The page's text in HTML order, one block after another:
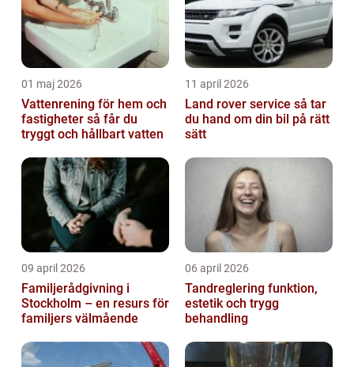
01 maj 2026
Vattenrening för hem och
fastigheter så får du
tryggt och hållbart vatten
11 april 2026
Land rover service så tar
du hand om din bil på rätt
sätt
09 april 2026
Familjerådgivning i
Stockholm – en resurs för
familjers välmående
06 april 2026
Tandreglering funktion,
estetik och trygg
behandling